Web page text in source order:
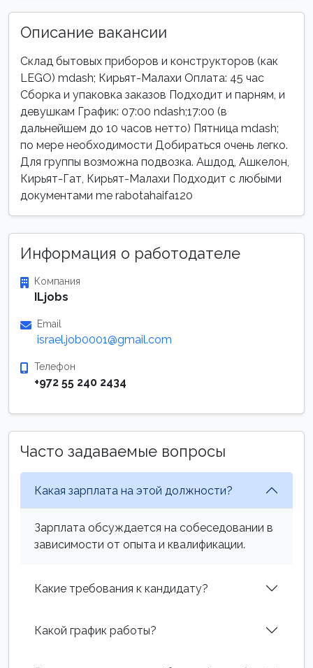
Описание вакансии
Склад бытовых приборов и конструкторов (как
LEGO) mdash; Кирьят-Малахи Оплата: 45 час
Сборка и упаковка заказов Подходит и парням, и
девушкам График: 07:00 ndash;17:00 (в
дальнейшем до 10 часов нетто) Пятница mdash;
по мере необходимости Добираться очень легко.
Для группы возможна подвозка. Ашдод, Ашкелон,
Кирьят-Гат, Кирьят-Малахи Подходит с любыми
документами me rabotahaifa120
Информация о работодателе
Компания
ILjobs
Email
israel.job0001@gmail.com
Телефон
+972 55 240 2434
Часто задаваемые вопросы
Какая зарплата на этой должности?
Зарплата обсуждается на собеседовании в
зависимости от опыта и квалификации.
Какие требования к кандидату?
Какой график работы?